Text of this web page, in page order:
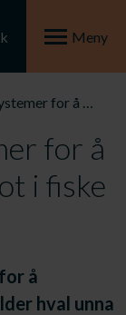
Meny
Kartlegging av systemer for å holde hval unna ringnot i fiske etter sild
for å
i fiske
å
hval unna